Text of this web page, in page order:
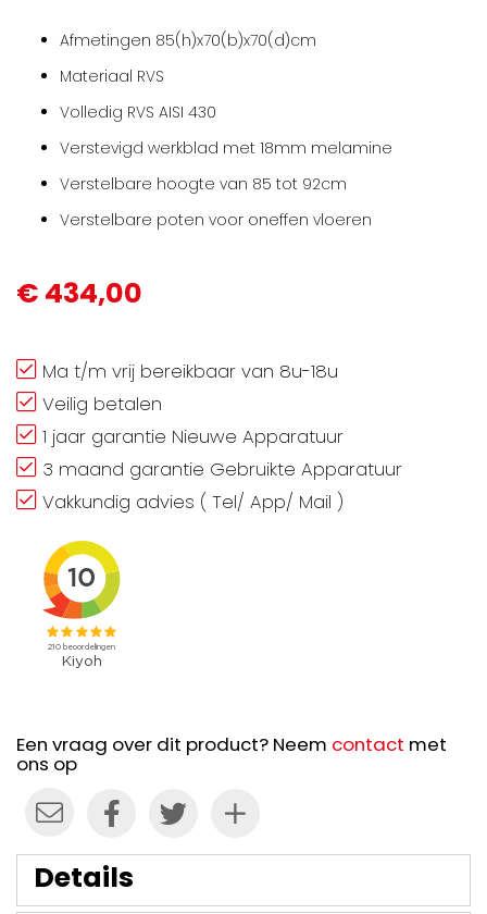
Afmetingen 85(h)x70(b)x70(d)cm
Materiaal RVS
Volledig RVS AISI 430
Verstevigd werkblad met 18mm melamine
Verstelbare hoogte van 85 tot 92cm
Verstelbare poten voor oneffen vloeren
€ 434,00
Ma t/m vrij bereikbaar van 8u-18u
Veilig betalen
1 jaar garantie Nieuwe Apparatuur
3 maand garantie Gebruikte Apparatuur
Vakkundig advies ( Tel/ App/ Mail )
Een vraag over dit product? Neem contact met
ons op
Details